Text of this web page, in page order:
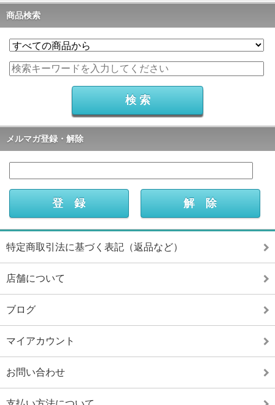
商品検索
メルマガ登録・解除
特定商取引法に基づく表記（返品など）
店舗について
ブログ
マイアカウント
お問い合わせ